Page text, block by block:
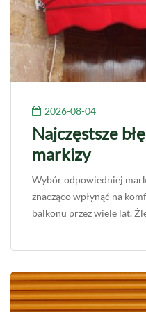
2026-08-04
Najczęstsze
markizy
Wybór odpowiedniej
znacząco wpłynąć na
balkonu przez wiele lat.